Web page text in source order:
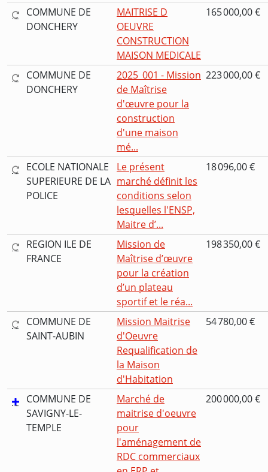
COMMUNE DE
DONCHERY
MAITRISE D
OEUVRE
CONSTRUCTION
MAISON MEDICALE
165 000,00 €
COMMUNE DE
DONCHERY
2025_001 - Mission
de Maîtrise
d'œuvre pour la
construction
d'une maison
mé...
223 000,00 €
ECOLE NATIONALE
SUPERIEURE DE LA
POLICE
Le présent
marché définit les
conditions selon
lesquelles l'ENSP,
Maitre d’...
18 096,00 €
REGION ILE DE
FRANCE
Mission de
Maîtrise d’œuvre
pour la création
d’un plateau
sportif et le réa...
198 350,00 €
COMMUNE DE
SAINT-AUBIN
Mission Maitrise
d'Oeuvre
Requalification de
la Maison
d'Habitation
54 780,00 €
COMMUNE DE
SAVIGNY-LE-
TEMPLE
Marché de
maitrise d'oeuvre
pour
l'aménagement de
RDC commerciaux
200 000,00 €